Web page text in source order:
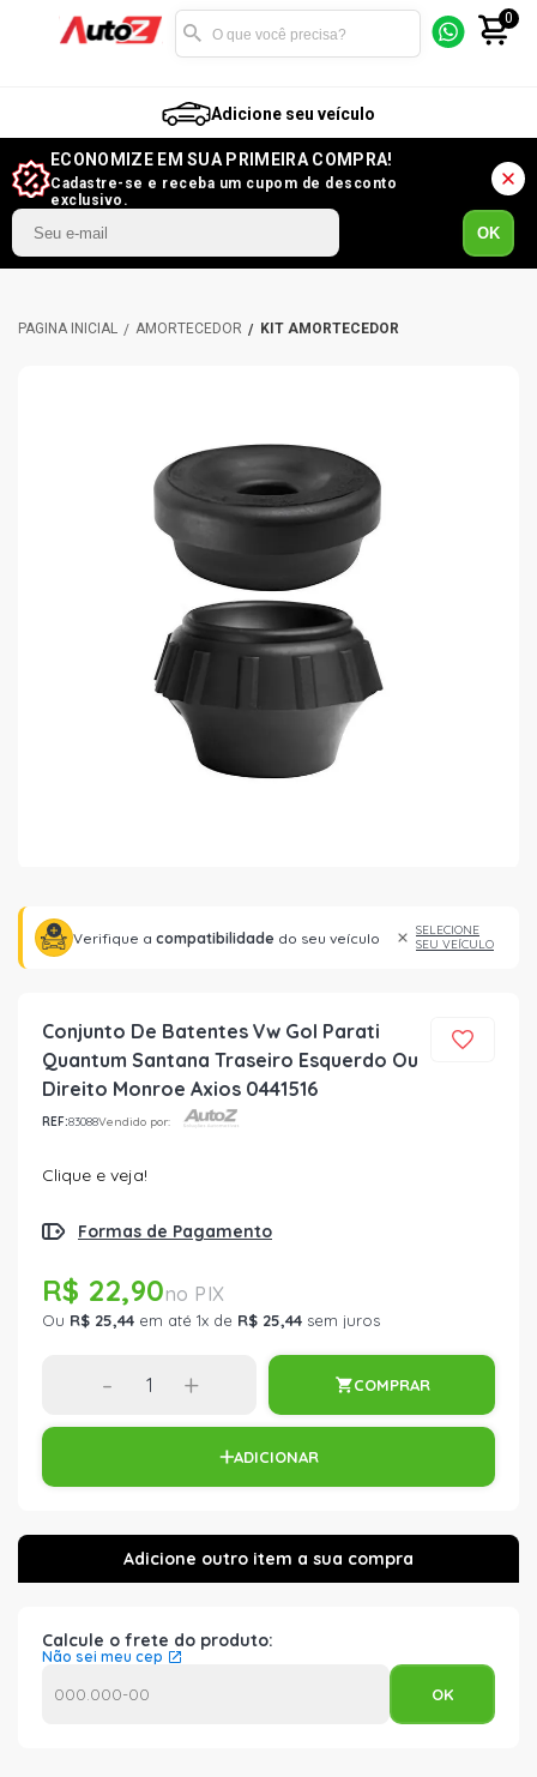
0
Adicione seu veículo
ECONOMIZE EM SUA PRIMEIRA COMPRA!
Cadastre-se e receba um cupom de desconto
exclusivo.
OK
AMORTECEDOR KIT AMORTECEDOR
Verifique a compatibilidade do seu veículo
SELECIONE
SEU VEÍCULO
Conjunto De Batentes Vw Gol Parati
Quantum Santana Traseiro Esquerdo Ou
Direito Monroe Axios 0441516
REF:83088Vendido por:
Clique e veja!
Formas de Pagamento
R$ 22,90
Ou R$ 25,44 em até 1x de R$ 25,44 sem juros
- + COMPRAR
ADICIONAR
Calcule o frete do produto:
Não sei meu cep